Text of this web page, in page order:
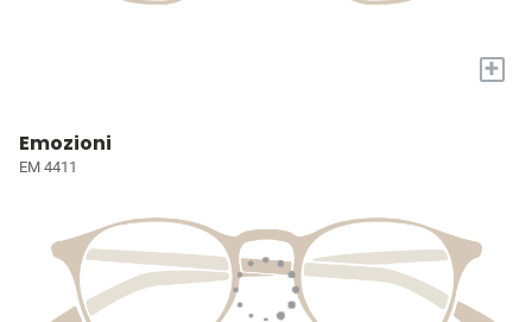
+
Emozioni
EM 4411